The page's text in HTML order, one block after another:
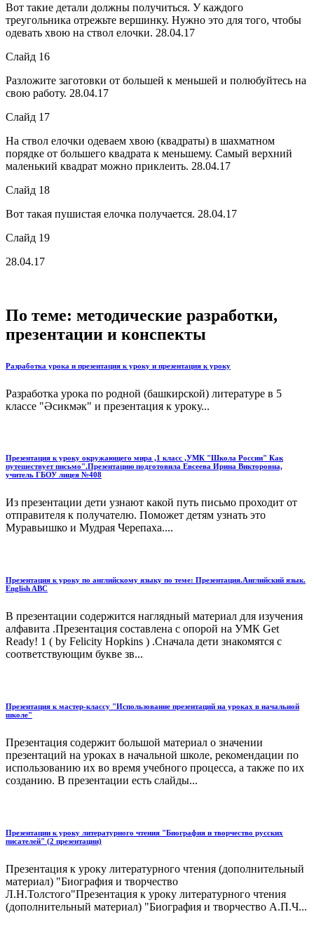
Вот такие детали должны получиться. У каждого
треугольника отрежьте вершинку. Нужно это для того, чтобы
одевать хвою на ствол елочки. 28.04.17
Слайд 16
Разложите заготовки от большей к меньшей и полюбуйтесь на
свою работу. 28.04.17
Слайд 17
На ствол елочки одеваем хвою (квадраты) в шахматном
порядке от большего квадрата к меньшему. Самый верхний
маленький квадрат можно приклеить. 28.04.17
Слайд 18
Вот такая пушистая елочка получается. 28.04.17
Слайд 19
28.04.17
По теме: методические разработки,
презентации и конспекты
Разработка урока и презентация к уроку и презентация к уроку
Разработка урока по родной (башкирской) литературе в 5
классе "Әсикмәк" и презентация к уроку...
Презентация к уроку окружающего мира ,1 класс ,УМК "Школа России" Как
путешествует письмо".Презентацию подготовила Евсеева Ирина Викторовна,
учитель ГБОУ лицея №408
Из презентации дети узнают какой путь письмо проходит от
отправителя к получателю. Поможет детям узнать это
Муравьишко и Мудрая Черепаха....
Презентация к уроку по английскому языку по теме: Презентация.Английский язык.
English ABC
В презентации содержится наглядный материал для изучения
алфавита .Презентация составлена с опорой на УМК Get
Ready! 1 ( by Felicity Hopkins ) .Сначала дети знакомятся с
соответствующим букве зв...
Презентация к мастер-классу "Использование презентаций на уроках в начальной
школе"
Презентация содержит большой материал о значении
презентаций на уроках в начальной школе, рекомендации по
использованию их во время учебного процесса, а также по их
созданию. В презентации есть слайды...
Презентации к уроку литературного чтения "Биография и творчество русских
писателей" (2 презентации)
Презентация к уроку литературного чтения (дополнительный
материал) "Биография и творчество
Л.Н.Толстого"Презентация к уроку литературного чтения
(дополнительный материал) "Биография и творчество А.П.Ч...